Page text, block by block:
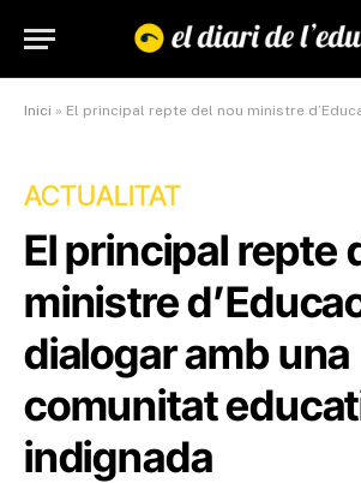
Inici » El principal repte del nou ministre d’Educació: dialogar amb
ACTUALITAT
El principal repte
ministre
dialogar amb una
comunitat
indignada